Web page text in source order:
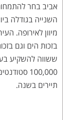
אביב בחר להתמחות
השנייה בגודלה
מיוון לאירופה.
בזכות הים וגם
ששווה להשקיע
תיירים בשנה.